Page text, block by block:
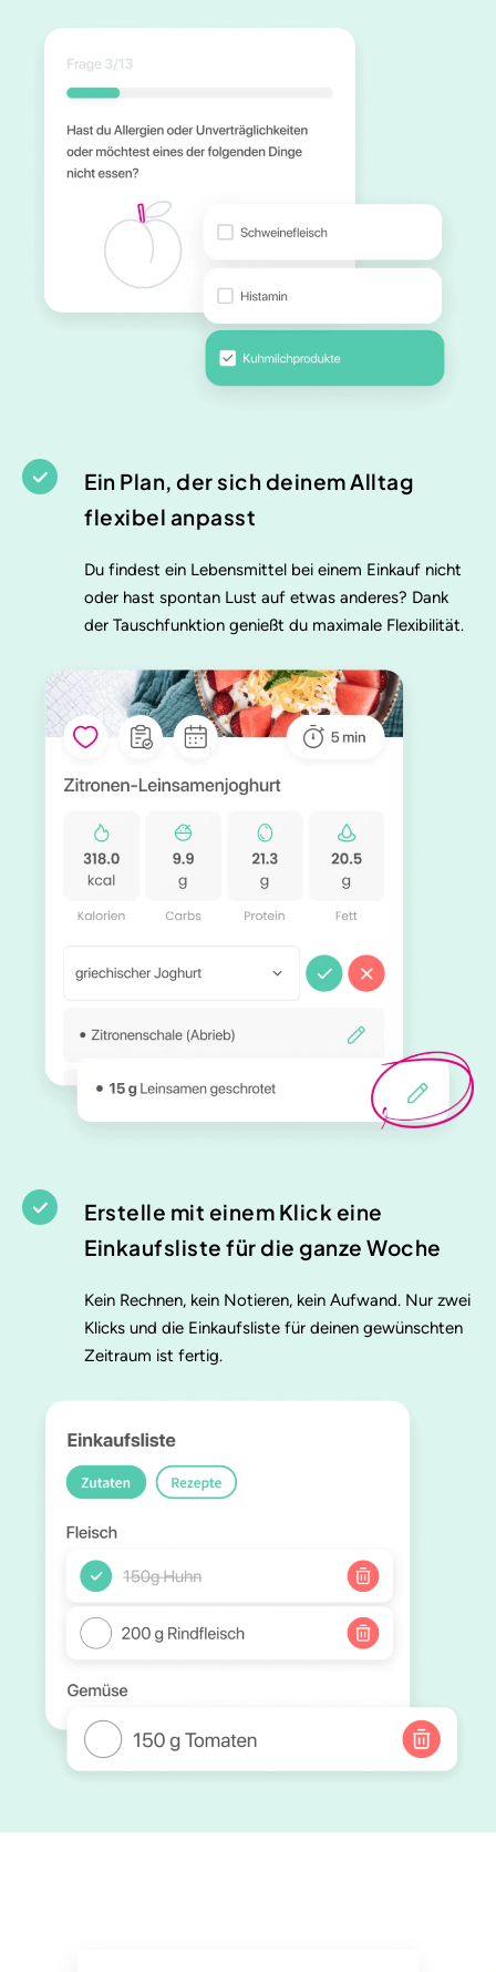
Ein Plan, der sich deinem Alltag
flexibel anpasst
Du findest ein Lebensmittel bei einem Einkauf nicht
oder hast spontan Lust auf etwas anderes? Dank
der Tauschfunktion genießt du maximale Flexibilität.
Erstelle mit einem Klick eine
Einkaufsliste für die ganze Woche
Kein Rechnen, kein Notieren, kein Aufwand. Nur zwei
Klicks und die Einkaufsliste für deinen gewünschten
Zeitraum ist fertig.